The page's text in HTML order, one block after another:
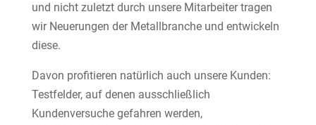
und nicht zuletzt durch unsere Mitarbeiter tragen
wir Neuerungen der Metallbranche und entwickeln
diese.
Davon profitieren natürlich auch unsere Kunden:
Testfelder, auf denen ausschließlich
Kundenversuche gefahren werden,